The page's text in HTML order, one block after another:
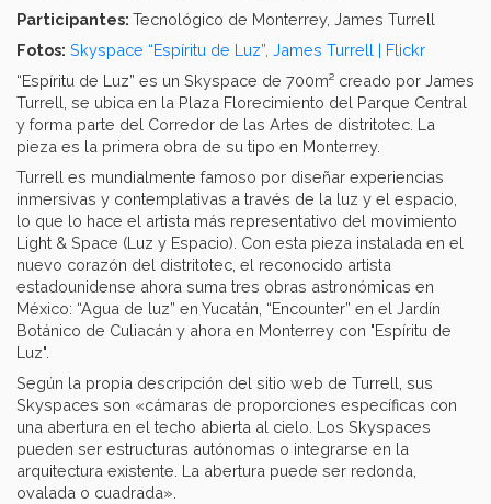
Participantes: Tecnológico de Monterrey, James Turrell
Fotos: Skyspace “Espíritu de Luz”, James Turrell | Flickr
“Espíritu de Luz” es un Skyspace de 700m² creado por James
Turrell, se ubica en la Plaza Florecimiento del Parque Central
y forma parte del Corredor de las Artes de distritotec. La
pieza es la primera obra de su tipo en Monterrey.
Turrell es mundialmente famoso por diseñar experiencias
inmersivas y contemplativas a través de la luz y el espacio,
lo que lo hace el artista más representativo del movimiento
Light & Space (Luz y Espacio). Con esta pieza instalada en el
nuevo corazón del distritotec, el reconocido artista
estadounidense ahora suma tres obras astronómicas en
México: “Agua de luz” en Yucatán, “Encounter” en el Jardín
Botánico de Culiacán y ahora en Monterrey con "Espíritu de
Luz".
Según la propia descripción del sitio web de Turrell, sus
Skyspaces son «cámaras de proporciones específicas con
una abertura en el techo abierta al cielo. Los Skyspaces
pueden ser estructuras autónomas o integrarse en la
arquitectura existente. La abertura puede ser redonda,
ovalada o cuadrada».